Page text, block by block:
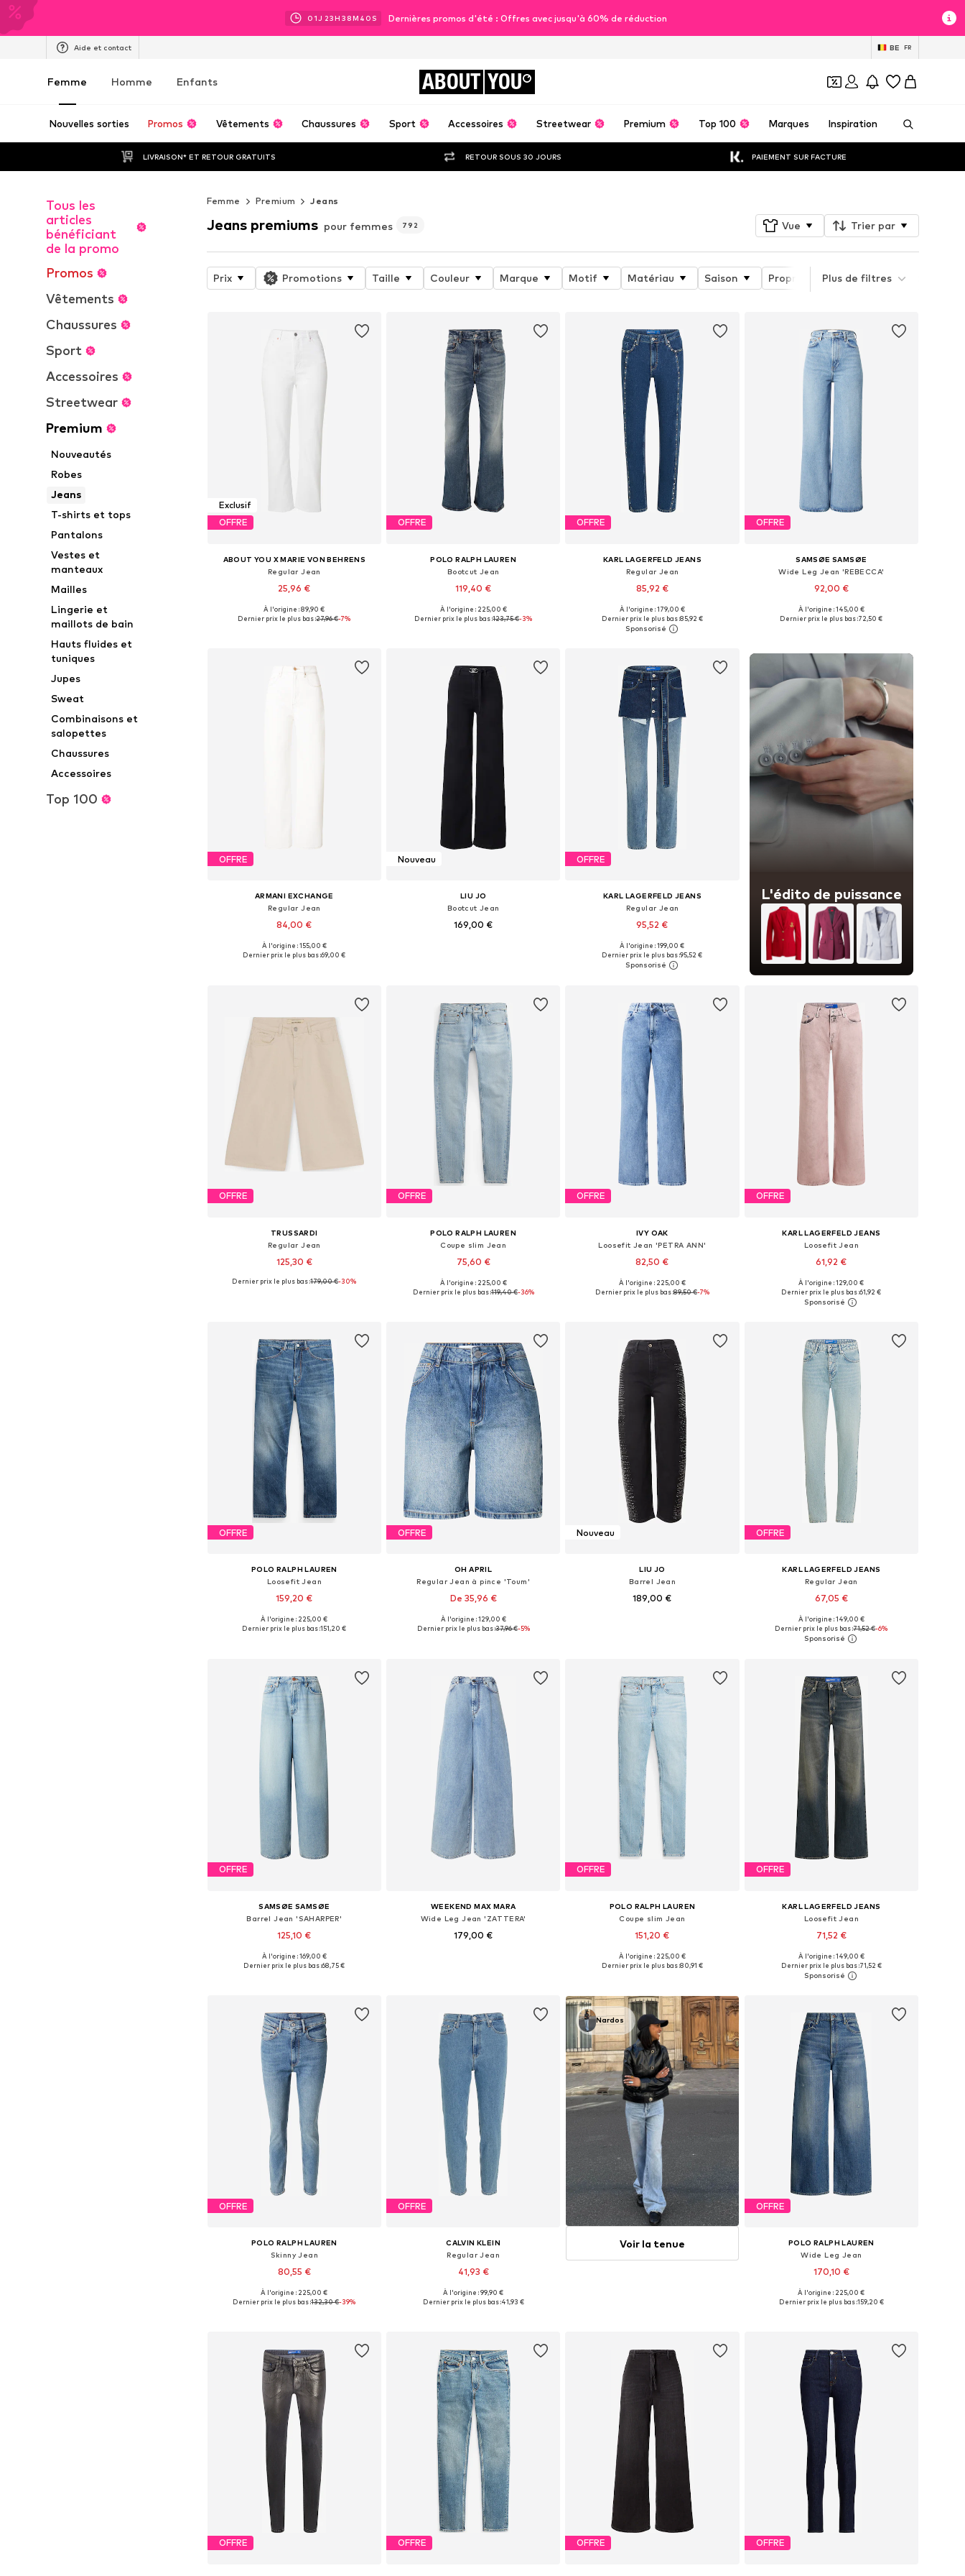
01J 23H 38M 38 S Dernières promos d'été : Offres avec jusqu'à 60% de réduction
Aide et contact BE FR
Femme Homme Enfants ABOUT YOU
Nouvelles sorties Promos Vêtements Chaussures Sport Accessoires Streetwear Premium Top 100 Marques Inspiration
LIVRAISON* ET RETOUR GRATUITS RETOUR SOUS 30 JOURS PAIEMENT SUR FACTURE
Tous les
articles
bénéficiant
de la promo
Promos
Vêtements
Chaussures
Sport
Accessoires
Streetwear
Premium
Nouveautés
Robes
Jeans
T-shirts et tops
Pantalons
Vestes et
manteaux
Mailles
Lingerie et
maillots de bain
Hauts fluides et
tuniques
Jupes
Sweat
Combinaisons et
salopettes
Chaussures
Accessoires
Top 100
Femme Premium Jeans
Jeans premiums pour femmes 792 Vue Trier par
Prix Promotions Taille Couleur Marque Motif Matériau Saison Propriétés du produit
Plus de filtres
Exclusif
OFFRE
ABOUT YOU X MARIE VON BEHRENS
Regular Jean
25,96 €
Disponible en plusieurs tailles
À l'origine : 89,90 €
Dernier prix le plus bas :27,96 €-7%
OFFRE
POLO RALPH LAUREN
Bootcut Jean
119,40 €
Disponible en plusieurs tailles
À l'origine : 225,00 €
Dernier prix le plus bas :123,75 €-3%
OFFRE
KARL LAGERFELD JEANS
Regular Jean
85,92 €
Disponible en plusieurs tailles
Ajouter au panier
À l'origine : 179,00 €
Dernier prix le plus bas :85,92 €
OFFRE
SAMSØE SAMSØE
Wide Leg Jean 'REBECCA'
92,00 €
Disponible en plusieurs tailles
À l'origine : 145,00 €
Dernier prix le plus bas :72,50 €
OFFRE
ARMANI EXCHANGE
Regular Jean
84,00 €
À l'origine : 155,00 €
Dernier prix le plus bas :69,00 €
Nouveau
LIU JO
Bootcut Jean
169,00 €
OFFRE
KARL LAGERFELD JEANS
Regular Jean
95,52 €
Disponible en plusieurs tailles
Ajouter au panier
À l'origine : 199,00 €
Dernier prix le plus bas :95,52 €
L'édito de puissance
OFFRE
TRUSSARDI
Regular Jean
125,30 €
Disponible en plusieurs tailles
Dernier prix le plus bas :179,00 €-30%
OFFRE
POLO RALPH LAUREN
Coupe slim Jean
75,60 €
Disponible en plusieurs tailles
À l'origine : 225,00 €
Dernier prix le plus bas :119,40 €-36%
OFFRE
IVY OAK
Loosefit Jean 'PETRA ANN'
82,50 €
Tailles disponibles: 27-28, 29, 30-31, 32-34
À l'origine : 225,00 €
Dernier prix le plus bas :89,50 €-7%
OFFRE
KARL LAGERFELD JEANS
Loosefit Jean
61,92 €
Disponible en plusieurs tailles
Ajouter au panier
À l'origine : 129,00 €
Dernier prix le plus bas :61,92 €
OFFRE
POLO RALPH LAUREN
Loosefit Jean
159,20 €
Disponible en plusieurs tailles
À l'origine : 225,00 €
Dernier prix le plus bas :151,20 €
OFFRE
OH APRIL
Regular Jean à pince 'Toum'
De 35,96 €
Tailles disponibles: 27-28, 29, 30-31
À l'origine : 129,00 €
Dernier prix le plus bas :37,96 €-5%
Nouveau
LIU JO
Barrel Jean
189,00 €
OFFRE
KARL LAGERFELD JEANS
Regular Jean
67,05 €
Disponible en plusieurs tailles
Ajouter au panier
À l'origine : 149,00 €
Dernier prix le plus bas :71,52 €-6%
OFFRE
SAMSØE SAMSØE
Barrel Jean 'SAHARPER'
125,10 €
Disponible en plusieurs tailles
À l'origine : 169,00 €
Dernier prix le plus bas :68,75 €
WEEKEND MAX MARA
Wide Leg Jean 'ZATTERA'
179,00 €
OFFRE
POLO RALPH LAUREN
Coupe slim Jean
151,20 €
À l'origine : 225,00 €
Dernier prix le plus bas :80,91 €
OFFRE
KARL LAGERFELD JEANS
Loosefit Jean
71,52 €
Disponible en plusieurs tailles
Ajouter au panier
À l'origine : 149,00 €
Dernier prix le plus bas :71,52 €
OFFRE
POLO RALPH LAUREN
Skinny Jean
80,55 €
À l'origine : 225,00 €
Dernier prix le plus bas :132,30 €-39%
OFFRE
CALVIN KLEIN
Regular Jean
41,93 €
Disponible en plusieurs tailles
À l'origine : 99,90 €
Dernier prix le plus bas :41,93 €
Nardos
Voir la tenue
OFFRE
POLO RALPH LAUREN
Wide Leg Jean
170,10 €
Disponible en plusieurs tailles
À l'origine : 225,00 €
Dernier prix le plus bas :159,20 €
OFFRE OFFRE OFFRE OFFRE